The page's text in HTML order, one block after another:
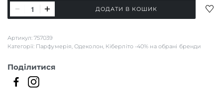
Jasmine
Floral
кількість
ДОДАТИ В КОШИК
Артикул: 757039
Категорії: Парфумерія,Одеколон, Кіберліто -40% на обрані бренди
Поділитися